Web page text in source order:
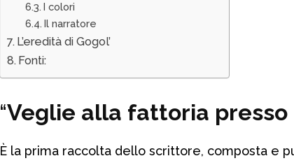
I colori
Il narratore
L’eredità di Gogol’
Fonti:
“Veglie alla fattoria presso
È la prima raccolta dello scrittore, composta e